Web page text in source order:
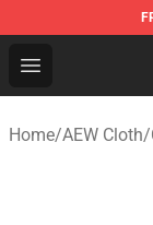
Open menu
Aew Shop
Home/AEW Cloth/